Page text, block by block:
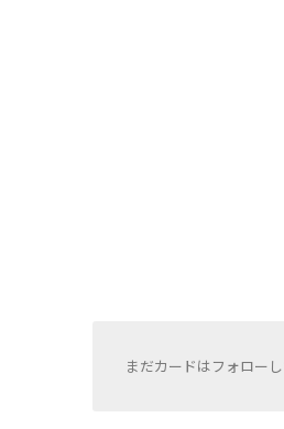
まだカードはフォローし